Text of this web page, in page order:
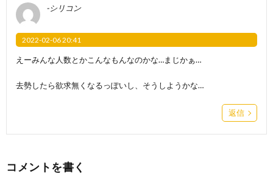
-シリコン
2022-02-06 20:41
えーみんな人数とかこんなもんなのかな…まじかぁ…
去勢したら欲求無くなるっぽいし、そうしようかな…
返信
コメントを書く